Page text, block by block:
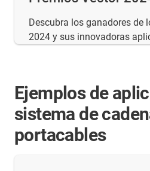
Descubra los ganadores de
2024 y sus innovadoras
Ejemplos de
sistema de
portacables